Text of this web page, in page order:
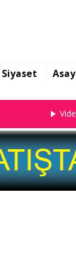
Siyaset